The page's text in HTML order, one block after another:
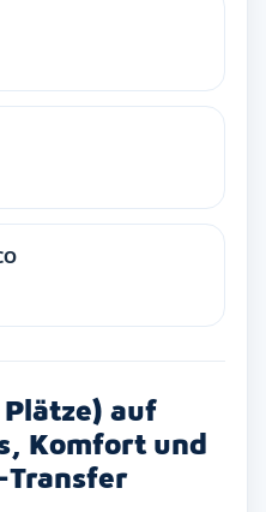
auf
Komfort und